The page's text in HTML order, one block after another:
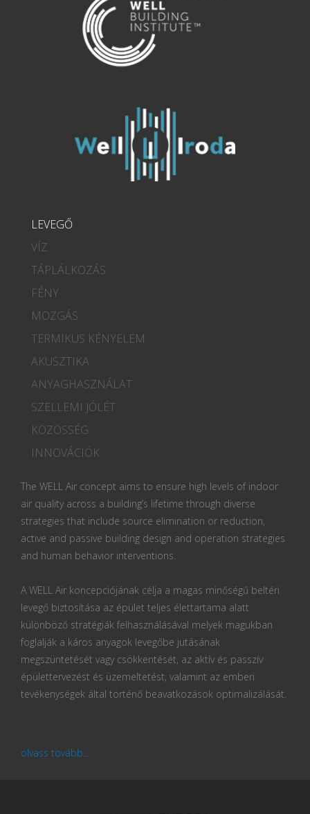
LEVEGŐ
VÍZ
TÁPLÁLKOZÁS
FÉNY
MOZGÁS
TERMIKUS KÉNYELEM
AKUSZTIKA
ANYAGHASZNÁLAT
SZELLEMI JÓLÉT
KÖZÖSSÉG
INNOVÁCIÓK
The WELL Air concept aims to ensure high levels of indoor
air quality across a building’s lifetime through diverse
strategies that include source elimination or reduction,
active and passive building design and operation strategies
and human behavior interventions.
A WELL Air koncepciójának célja a magas minőségű beltéri
levegő biztosítása az épület teljes élettartama alatt
különböző stratégiák felhasználásával melyek magukban
foglalják a káros anyagok levegőbe jutásának
megszüntetését vagy csökkentését, az aktív és passzív
épülettervezést és üzemeltetést, valamint az emberi
tevékenységek által történő beavatkozások optimalizálását.
olvass tovább...